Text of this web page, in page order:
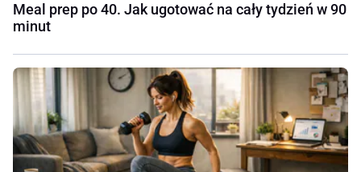
Meal prep po 40. Jak ugotować na cały tydzień w 90
minut